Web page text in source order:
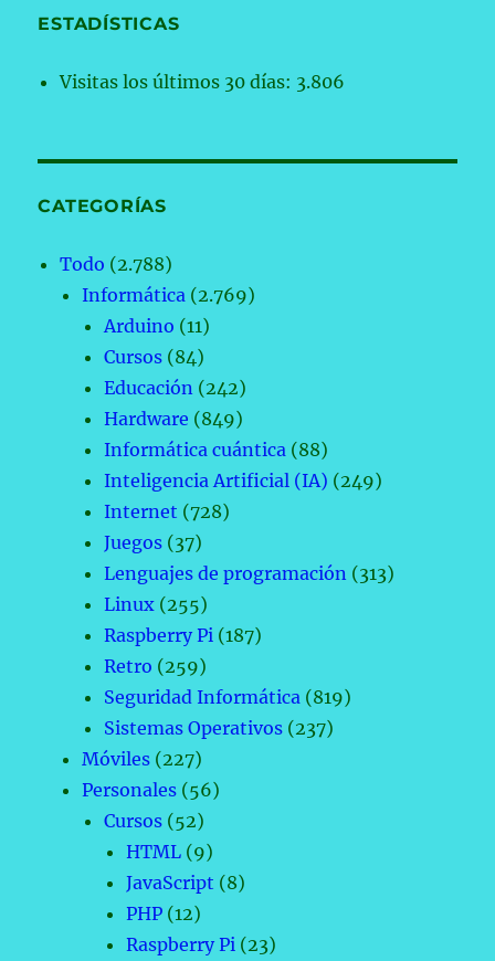
ESTADÍSTICAS
Visitas los últimos 30 días: 3.806
CATEGORÍAS
Todo (2.788)
Informática (2.769)
Arduino (11)
Cursos (84)
Educación (242)
Hardware (849)
Informática cuántica (88)
Inteligencia Artificial (IA) (249)
Internet (728)
Juegos (37)
Lenguajes de programación (313)
Linux (255)
Raspberry Pi (187)
Retro (259)
Seguridad Informática (819)
Sistemas Operativos (237)
Móviles (227)
Personales (56)
Cursos (52)
HTML (9)
JavaScript (8)
PHP (12)
Raspberry Pi (23)